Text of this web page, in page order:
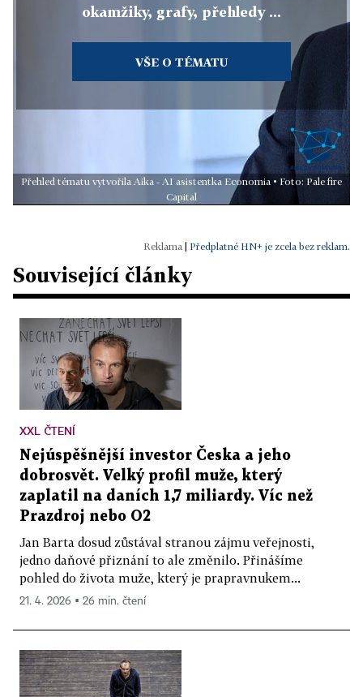
okamžiky, grafy, přehledy ...
VŠE O TÉMATU
Přehled tématu vytvořila Aika - AI asistentka Economia • Foto: Pale fire
Capital
Předplatné HN+ je zcela bez reklam.
Související články
XXL ČTENÍ
Nejúspěšnější investor Česka a jeho
dobrosvět. Velký profil muže, který
zaplatil na daních 1,7 miliardy. Víc než
Prazdroj nebo O2
Jan Barta dosud zůstával stranou zájmu veřejnosti,
jedno daňové přiznání to ale změnilo. Přinášíme
pohled do života muže, který je prapravnukem...
21. 4. 2026 ▪ 26 min. čtení